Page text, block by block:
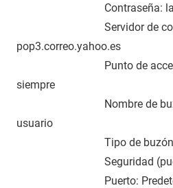
Contraseña: la
Servidor de correo
pop3.correo.yahoo.es
Punto de acceso en
siempre
Nombre de buzón:
usuario
Tipo de buzón de
Seguridad
Puerto: